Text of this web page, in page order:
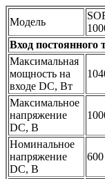
Модель
Вход постоянного
Максимальная
мощность на
входе DC, Вт
Максимальное
напряжение
DC, В
Номинальное
напряжение
DC, В
600